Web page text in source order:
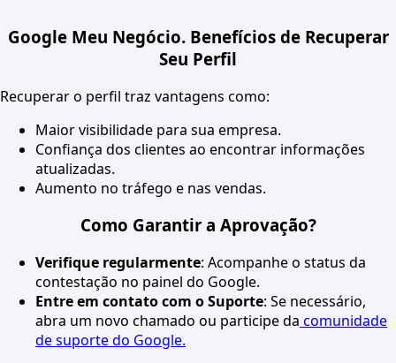
Google Meu Negócio. Benefícios de Recuperar
Seu Perfil
Recuperar o perfil traz vantagens como:
Maior visibilidade para sua empresa.
Confiança dos clientes ao encontrar informações
atualizadas.
Aumento no tráfego e nas vendas.
Como Garantir a Aprovação?
Verifique regularmente: Acompanhe o status da
contestação no painel do Google.
Entre em contato com o Suporte: Se necessário,
abra um novo chamado ou participe da comunidade
de suporte do Google.